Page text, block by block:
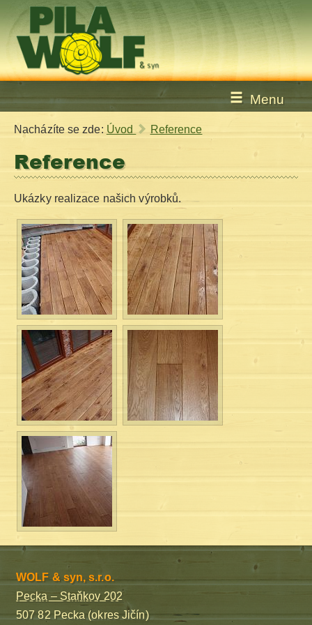
Menu
Nacházíte se zde: Úvod Reference
Reference
Ukázky realizace našich výrobků.
WOLF & syn, s.r.o.
Pecka – Staňkov 202
507 82 Pecka (okres Jičín)